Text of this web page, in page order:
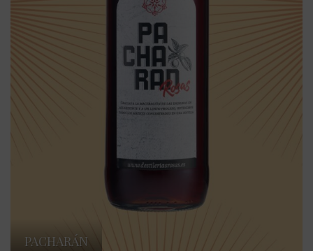
PACHARÁN